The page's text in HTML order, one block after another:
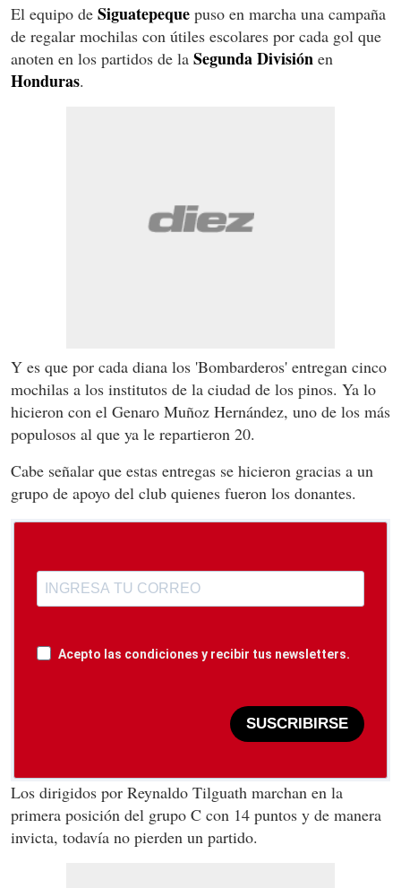
El equipo de Siguatepeque puso en marcha una campaña
de regalar mochilas con útiles escolares por cada gol que
anoten en los partidos de la SegundaDivisión en
Honduras.
Y es que por cada diana los 'Bombarderos' entregan cinco
mochilas a los institutos de la ciudad de los pinos. Ya lo
hicieron con el Genaro Muñoz Hernández, uno de los más
populosos al que ya le repartieron 20.
Cabe señalar que estas entregas se hicieron gracias a un
grupo de apoyo del club quienes fueron los donantes.
Acepto las condiciones y recibir tus newsletters.
SUSCRIBIRSE
Los dirigidos por Reynaldo Tilguath marchan en la
primera posición del grupo C con 14 puntos y de manera
invicta, todavía no pierden un partido.